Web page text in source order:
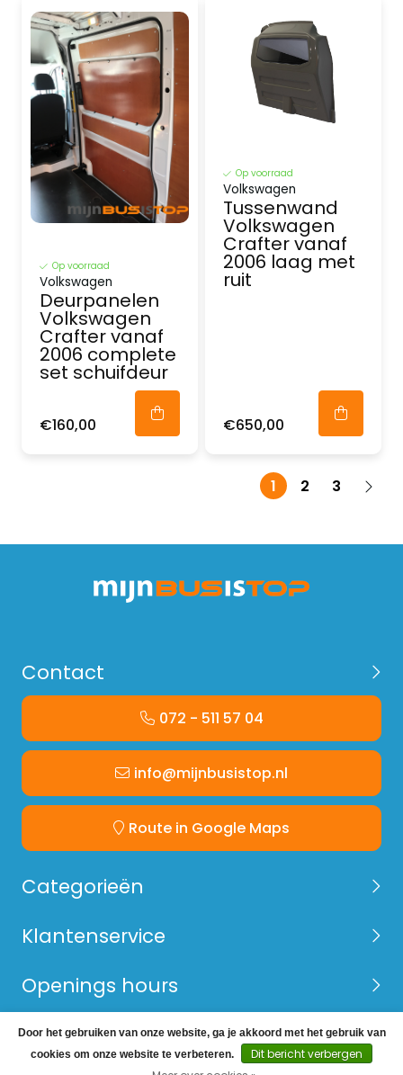
Op voorraad
Volkswagen
Deurpanelen
Volkswagen
Crafter vanaf
2006 complete
set schuifdeur
€160,00
Op voorraad
Volkswagen
Tussenwand
Volkswagen
Crafter vanaf
2006 laag met
ruit
€650,00
1 2 3
Contact
072 - 511 57 04
info@mijnbusistop.nl
Route in Google Maps
Categorieën
Klantenservice
Openings hours
© Copyright 2026 Mijn Bus is Top -Webshop laten
maken
door Red Banana
Door het gebruiken van onze website, ga je akkoord met het gebruik van
cookies om onze website te verbeteren.
Dit bericht verbergen